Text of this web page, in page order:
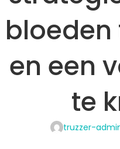
en een
te
truzzer-